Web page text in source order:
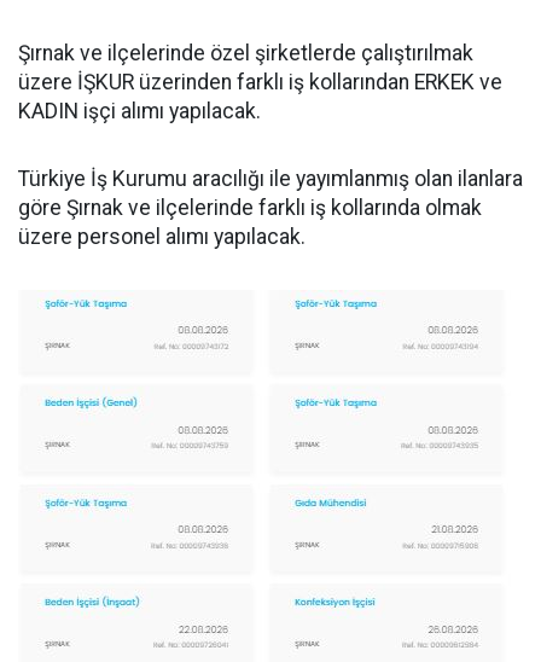
Şırnak ve ilçelerinde özel şirketlerde çalıştırılmak
üzere İŞKUR üzerinden farklı iş kollarından ERKEK ve
KADIN işçi alımı yapılacak.
Türkiye İş Kurumu aracılığı ile yayımlanmış olan ilanlara
göre Şırnak ve ilçelerinde farklı iş kollarında olmak
üzere personel alımı yapılacak.